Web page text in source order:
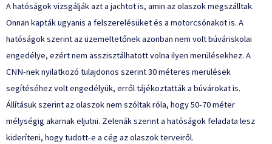
A hatóságok vizsgálják azt a jachtot is, amin az olaszok megszálltak.
Onnan kapták ugyanis a felszerelésüket és a motorcsónakot is. A
hatóságok szerint az üzemeltetőnek azonban nem volt búváriskolai
engedélye, ezért nem asszisztálhatott volna ilyen merülésekhez. A
CNN-nek nyilatkozó tulajdonos szerint 30 méteres merülések
segítéséhez volt engedélyük, erről tájékoztatták a búvárokat is.
Állításuk szerint az olaszok nem szóltak róla, hogy 50-70 méter
mélységig akarnak eljutni. Zelenák szerint a hatóságok feladata lesz
kideríteni, hogy tudott-e a cég az olaszok terveiről.